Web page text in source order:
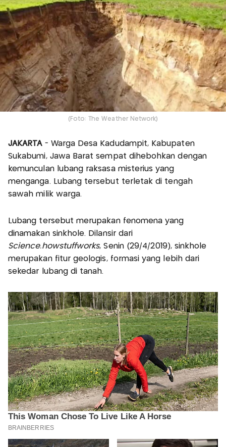
(Foto: The Weather Network)
JAKARTA - Warga Desa Kadudampit, Kabupaten
Sukabumi, Jawa Barat sempat dihebohkan dengan
kemunculan lubang raksasa misterius yang
menganga. Lubang tersebut terletak di tengah
sawah milik warga.
Lubang tersebut merupakan fenomena yang
dinamakan sinkhole. Dilansir dari
Science.howstuffworks, Senin (29/4/2019), sinkhole
merupakan fitur geologis, formasi yang lebih dari
sekedar lubang di tanah.